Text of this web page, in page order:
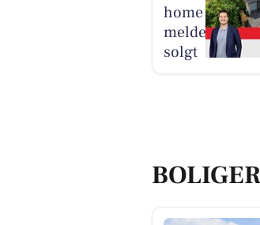
home
melder Øvej
solgt